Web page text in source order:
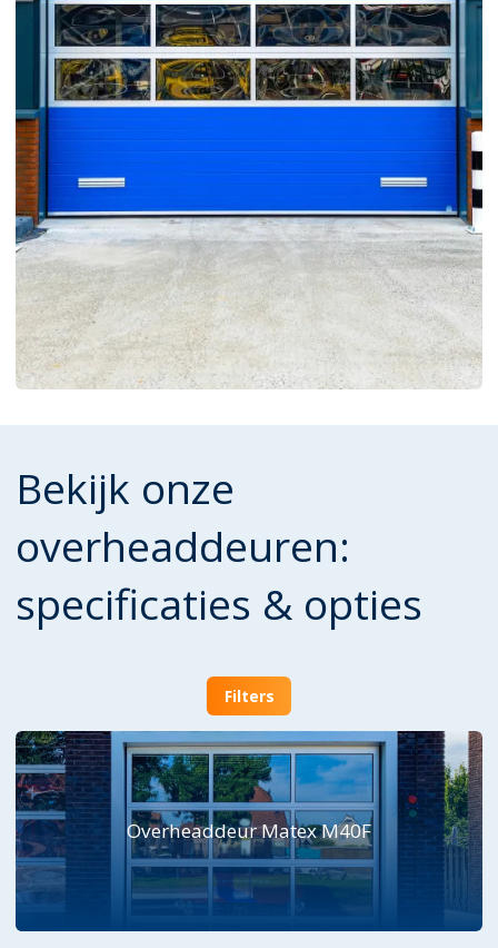
Bekijk onze
overheaddeuren:
specificaties & opties
Filters
Overheaddeur Matex M40F